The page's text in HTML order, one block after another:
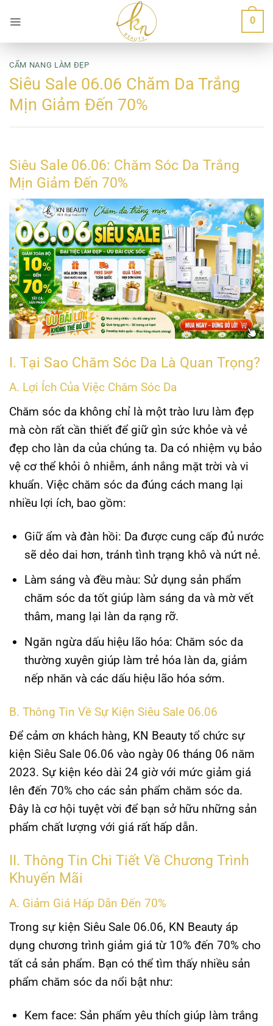
qua
nội
dung
0
CẨM NANG LÀM ĐẸP
Siêu Sale 06.06 Chăm Da Trắng
Mịn Giảm Đến 70%
Siêu Sale 06.06: Chăm Sóc Da Trắng
Mịn Giảm Đến 70%
I. Tại Sao Chăm Sóc Da Là Quan Trọng?
A. Lợi Ích Của Việc Chăm Sóc Da
Chăm sóc da không chỉ là một trào lưu làm đẹp
mà còn rất cần thiết để giữ gìn sức khỏe và vẻ
đẹp cho làn da của chúng ta. Da có nhiệm vụ bảo
vệ cơ thể khỏi ô nhiễm, ánh nắng mặt trời và vi
khuẩn. Việc chăm sóc da đúng cách mang lại
nhiều lợi ích, bao gồm:
Giữ ẩm và đàn hồi: Da được cung cấp đủ nước
sẽ dẻo dai hơn, tránh tình trạng khô và nứt nẻ.
Làm sáng và đều màu: Sử dụng sản phẩm
chăm sóc da tốt giúp làm sáng da và mờ vết
thâm, mang lại làn da rạng rỡ.
Ngăn ngừa dấu hiệu lão hóa: Chăm sóc da
thường xuyên giúp làm trẻ hóa làn da, giảm
nếp nhăn và các dấu hiệu lão hóa sớm.
B. Thông Tin Về Sự Kiện Siêu Sale 06.06
Để cảm ơn khách hàng, KN Beauty tổ chức sự
kiện Siêu Sale 06.06 vào ngày 06 tháng 06 năm
2023. Sự kiện kéo dài 24 giờ với mức giảm giá
lên đến 70% cho các sản phẩm chăm sóc da.
Đây là cơ hội tuyệt vời để bạn sở hữu những sản
phẩm chất lượng với giá rất hấp dẫn.
II. Thông Tin Chi Tiết Về Chương Trình
Khuyến Mãi
A. Giảm Giá Hấp Dẫn Đến 70%
Trong sự kiện Siêu Sale 06.06, KN Beauty áp
dụng chương trình giảm giá từ 10% đến 70% cho
tất cả sản phẩm. Bạn có thể tìm thấy nhiều sản
phẩm chăm sóc da nổi bật như:
Kem face: Sản phẩm yêu thích giúp làm trắng